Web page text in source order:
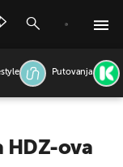
Putovanja
HDZ-ova